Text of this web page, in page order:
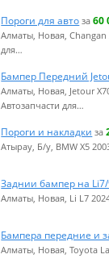
Пороги для авто за60
Алматы, Новая,
для…
Бампер Передний
Алматы, Новая, Jetour
Автозапчасти для…
Пороги и накладки за
Атырау, Б/у, BMW X5
Заднии бампер на
Алматы, Новая, Li L7
Бампера передние и
Алматы, Новая, Toyota